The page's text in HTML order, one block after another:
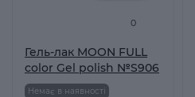
0
Гель-лак MOON FULL
color Gel polish №S906
Немає в наявності